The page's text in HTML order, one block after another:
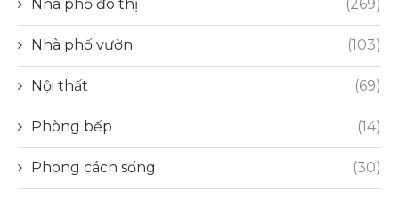
Nhà phố đô thị (269)
Nhà phố vườn (103)
Nội thất (69)
Phòng bếp (14)
Phong cách sống (30)